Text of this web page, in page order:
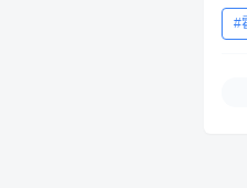
往
体